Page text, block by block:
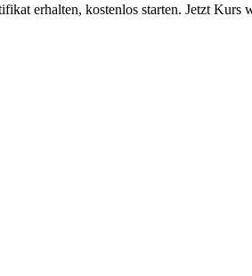
erhalten, kostenlos starten. Jetzt Kurs